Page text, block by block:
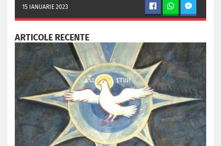
15 IANUARIE 2023
ARTICOLE RECENTE